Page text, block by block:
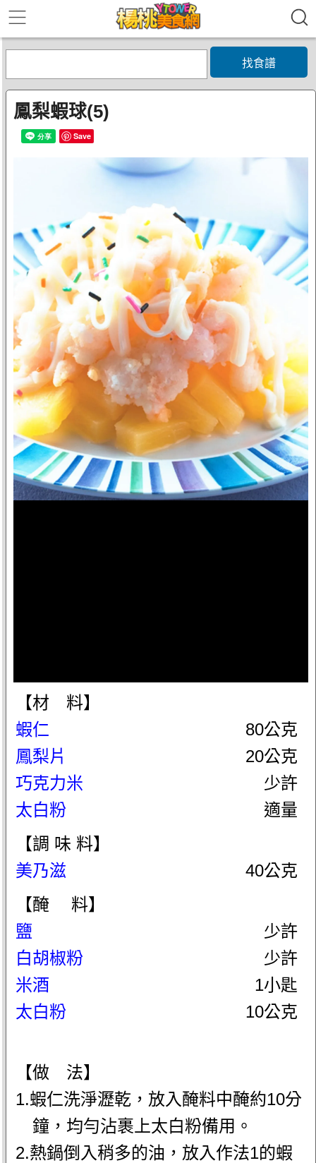
找食譜
鳳梨蝦球(5)
Save
【材 料】
蝦仁
80公克
鳳梨片
20公克
巧克力米
少許
太白粉
適量
【調 味 料】
美乃滋
40公克
【醃 料】
鹽
少許
白胡椒粉
少許
米酒
1小匙
太白粉
10公克
【做 法】
1.蝦仁洗淨瀝乾，放入醃料中醃約10分
鐘，均勻沾裹上太白粉備用。
2.熱鍋倒入稍多的油，放入作法1的蝦